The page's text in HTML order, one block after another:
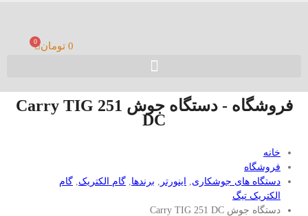
0 تومان 0
فروشگاه - دستگاه جوش Carry TIG 251
DC
خانه
فروشگاه
دستگاه های جوشکاری, اینورتر , برندها, گام الکتریک, گام
الکتریک تیگ
دستگاه جوش Carry TIG 251 DC